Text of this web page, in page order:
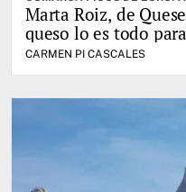
Marta Roiz, de
queso lo es todo
CARMEN PI CASCALES